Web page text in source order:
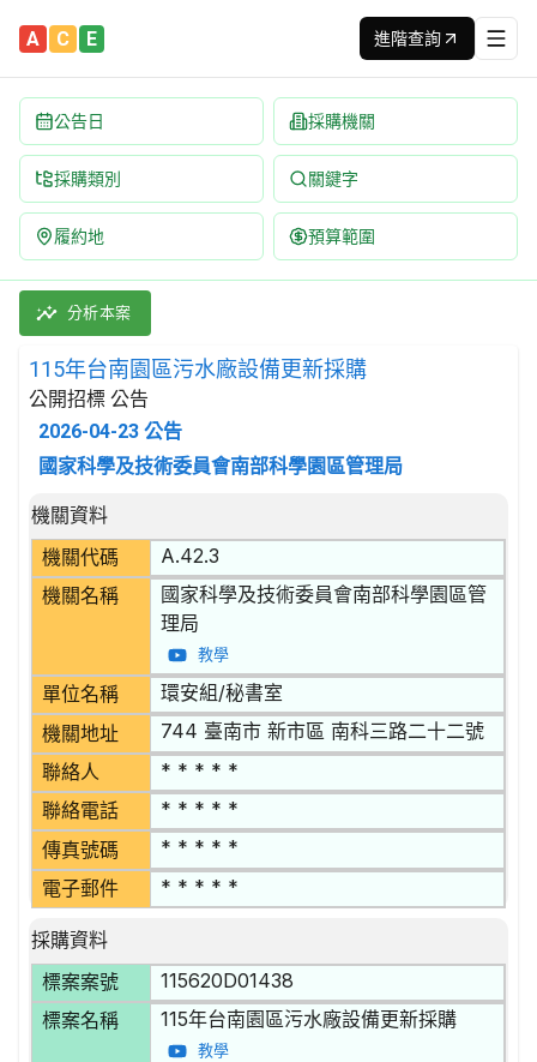
A C E 進階查詢
公告日 採購機關
採購類別 關鍵字
履約地 預算範圍
115年台南園區污水廠設備更新採購 招標公告 | 案號：
採購類別：財物類 其他特殊用途之機具及其零件 | 招標方
分析本案
115年台南園區污水廠設備更新採購
公開招標 公告
2026-04-23 公告
國家科學及技術委員會南部科學園區管理局
招標公告詳細內容
機關資料
機關代碼
A.42.3
機關名稱
國家科學及技術委員會南部科學園區管
理局
教學
單位名稱 環安組/秘書室
機關地址 744 臺南市 新市區 南科三路二十二號
聯絡人 * * * * *
聯絡電話 * * * * *
傳真號碼 * * * * *
電子郵件 * * * * *
採購資料
標案案號
115620D01438
標案名稱 115年台南園區污水廠設備更新採購
教學